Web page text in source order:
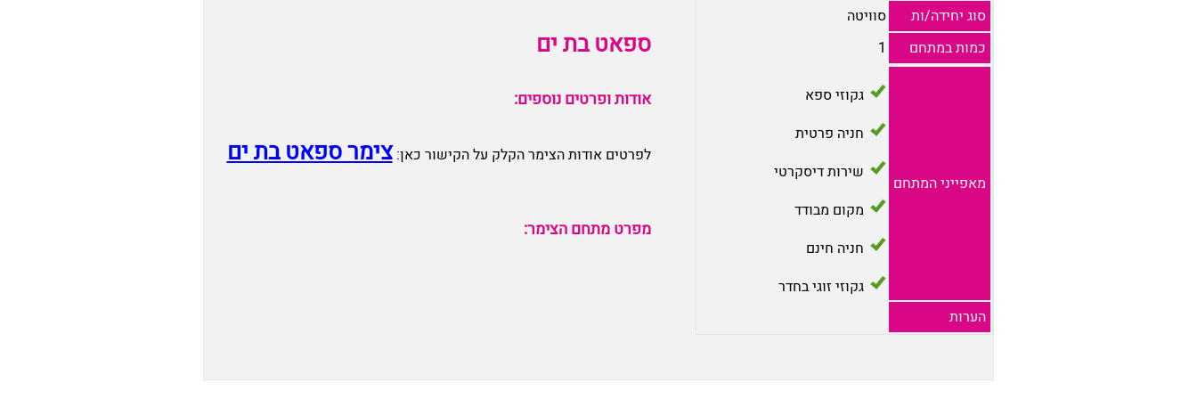
סוג יחידה/ות
סוויטה
כמות במתחם
1
מאפייני המתחם
גקוזי ספא
חניה פרטית
שירות דיסקרטי
מקום מבודד
חניה חינם
גקוזי זוגי בחדר
הערות
ספאט בת ים
אודות ופרטים נוספים:
לפרטים אודות הצימר הקלק על הקישור כאן:צימר ספאט בת ים
מפרט מתחם הצימר: